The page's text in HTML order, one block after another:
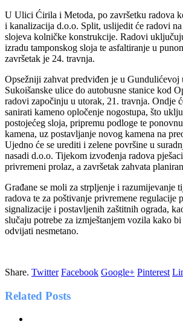
U Ulici Ćirila i Metoda, po završetku radova
i kanalizacija d.o.o. Split, uslijedit će radovi
slojeva kolničke konstrukcije. Radovi
izradu tamponskog sloja te asfaltiranje u
završetak je 24. travnja.
Opsežniji zahvat predviđen je u Gundulićevoj
Sukoišanske ulice do autobusne stanice kod
radovi započinju u utorak, 21. travnja. Ondje
sanirati kameno opločenje nogostupa, što
postojećeg sloja, pripremu podloge te
kamena, uz postavljanje novog kamena na
Ujedno će se urediti i zelene površine u
nasadi d.o.o. Tijekom izvođenja radova
privremeni prolaz, a završetak zahvata
Građane se moli za strpljenje i razumijevanje
radova te za poštivanje privremene regulacije
signalizacije i postavljenih zaštitnih ograda,
slučaju potrebe za izmještanjem vozila kako
odvijati nesmetano.
Share. Twitter Facebook Google+ Pinterest
Related Posts